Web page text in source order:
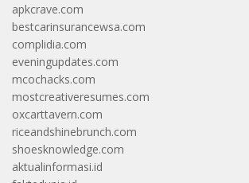
apkcrave.com
bestcarinsurancewsa.com
complidia.com
eveningupdates.com
mcochacks.com
mostcreativeresumes.com
oxcarttavern.com
riceandshinebrunch.com
shoesknowledge.com
aktualinformasi.id